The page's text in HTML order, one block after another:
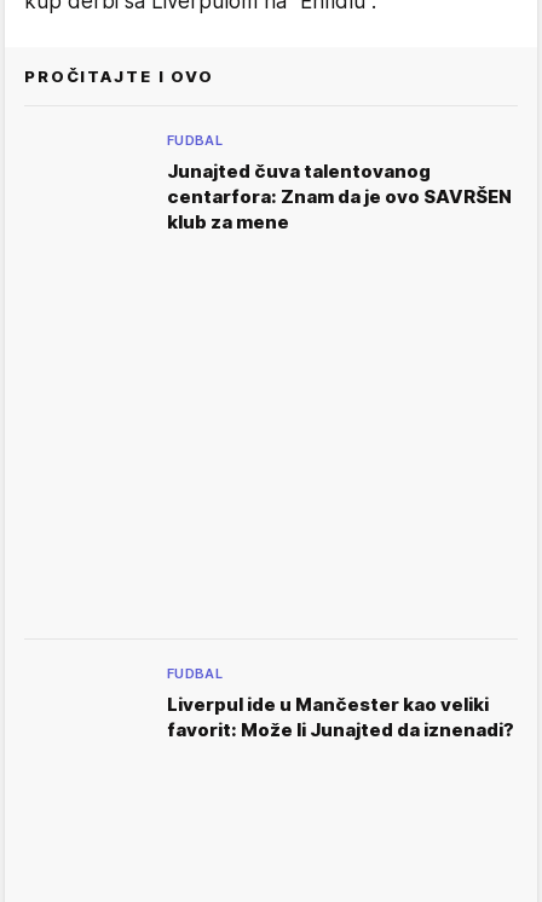
PROČITAJTE I OVO
FUDBAL
Junajted čuva talentovanog
centarfora: Znam da je ovo SAVRŠEN
klub za mene
FUDBAL
Liverpul ide u Mančester kao veliki
favorit: Može li Junajted da iznenadi?